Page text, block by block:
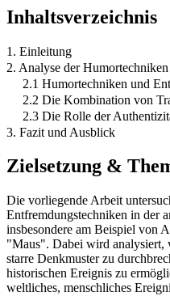
Inhaltsverzeichnis
1. Einleitung
2. Analyse der
2.1 Humortechniken und
2.2 Die Kombination von
2.3 Die Rolle der
3. Fazit und Ausblick
Zielsetzung &
Die vorliegende Arbeit
Entfremdungstechniken in der
insbesondere am Beispiel von
"Maus". Dabei wird analysiert,
starre Denkmuster zu
historischen Ereignis zu
weltliches, menschliches